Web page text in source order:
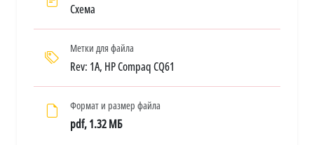
Схема
Метки для файла
Rev: 1A, HP Compaq CQ61
Формат и размер файла
pdf, 1.32 МБ